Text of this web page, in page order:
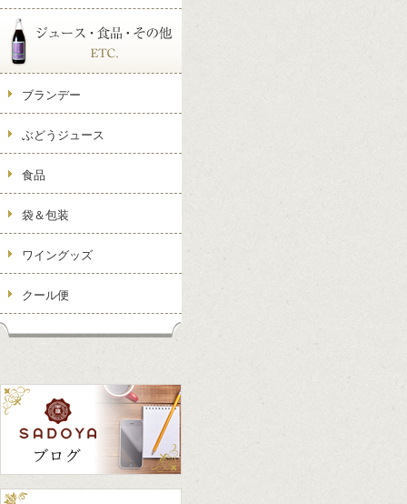
ブランデー
ぶどうジュース
食品
袋＆包装
ワイングッズ
クール便